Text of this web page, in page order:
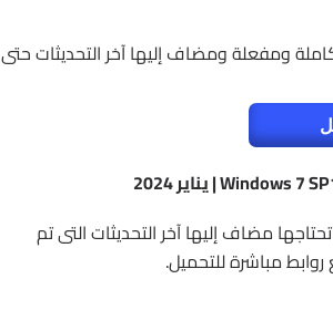
الاسطوانة الشاملة لجميع إصدارات ويندوز 7 بنسخ كاملة ومفعلة ومضاف إليها آخر التحديثات حتى
ويندوز سفن التى تحتاجها مضاف إليها آخر التحديثات التى تم